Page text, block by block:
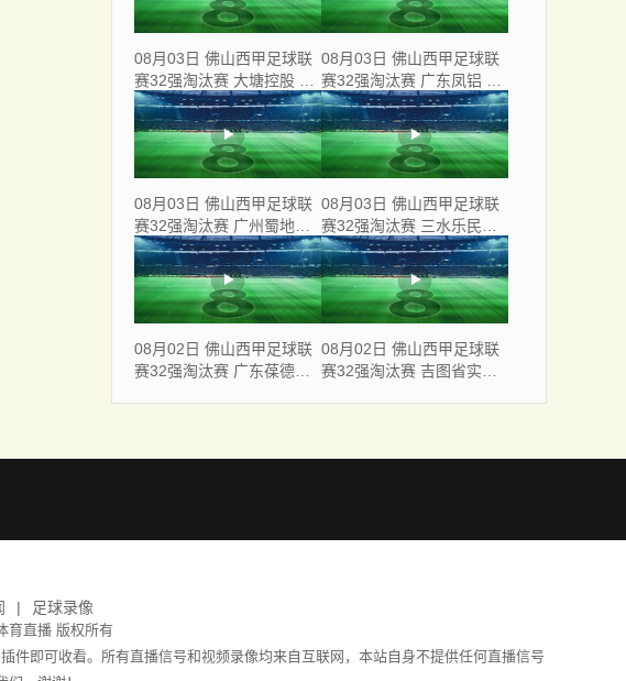
08月03日 佛山西甲足球联
赛32强淘汰赛 大塘控股 VS
茂名市点都得 全场录像
08月03日 佛山西甲足球联
赛32强淘汰赛 广东凤铝 VS
湛江八部科技 全场录像
08月03日 佛山西甲足球联
赛32强淘汰赛 广州蜀地红
VS 广州戴拿模 全场录像
08月03日 佛山西甲足球联
赛32强淘汰赛 三水乐民兴
健力宝 VS 中国澳门澳科精
英 全场录像
08月02日 佛山西甲足球联
赛32强淘汰赛 广东葆德澳
08月02日 佛山西甲足球联
赛32强淘汰赛 吉图省实青
足球录像
育直播 版权所有
即可收看。所有直播信号和视频录像均来自互联网，本站自身不提供任何直播信号